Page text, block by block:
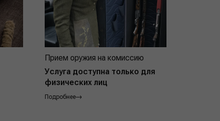
Прием оружия на комиссию
Услуга доступна только для
физических лиц
Подробнее